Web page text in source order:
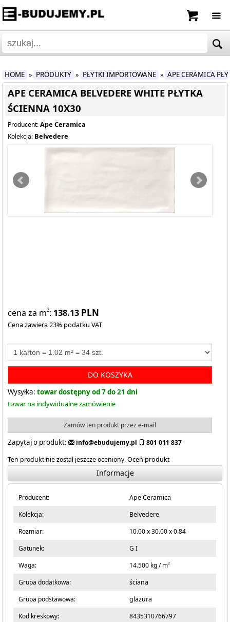
HOME » PRODUKTY » PŁYTKI IMPORTOWANE » APE CERAMICA
APE CERAMICA BELVEDERE WHITE PŁYTKA
ŚCIENNA 10X30
Producent:Ape Ceramica
Kolekcja: Belvedere
cena za m2: 138.13 PLN
Cena zawiera 23% podatku VAT
DO KOSZYKA
Wysyłka: towar dostępny od 7 do 21 dni
towar na indywidualne zamówienie
Zamów ten produkt przez e-mail
Zapytaj o produkt: info@ebudujemy.pl
801 011 837
Ten produkt nie został jeszcze oceniony.Oceń produkt
Informacje
Producent:
Ape Ceramica
Kolekcja:
Belvedere
Rozmiar:
10.00 x 30.00 x 0.84
Gatunek:
G I
Waga:
14.500 kg / m2
Grupa dodatkowa:
ściana
Grupa podstawowa:
glazura
Kod kreskowy:
8435310766797